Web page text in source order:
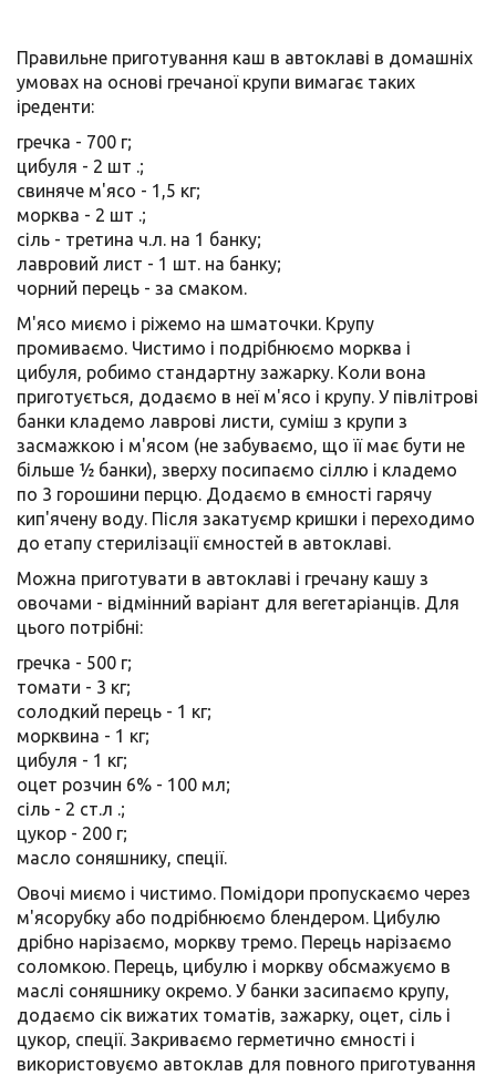
Правильне приготування каш в автоклаві в домашніх
умовах на основі гречаної крупи вимагає таких
іреденти:
гречка - 700 г;
цибуля - 2 шт .;
свиняче м'ясо - 1,5 кг;
морква - 2 шт .;
сіль - третина ч.л. на 1 банку;
лавровий лист - 1 шт. на банку;
чорний перець - за смаком.
М'ясо миємо і ріжемо на шматочки. Крупу
промиваємо. Чистимо і подрібнюємо морква і
цибуля, робимо стандартну зажарку. Коли вона
приготується, додаємо в неї м'ясо і крупу. У півлітрові
банки кладемо лаврові листи, суміш з крупи з
засмажкою і м'ясом (не забуваємо, що її має бути не
більше ½ банки), зверху посипаємо сіллю і кладемо
по 3 горошини перцю. Додаємо в ємності гарячу
кип'ячену воду. Після закатуємр кришки і переходимо
до етапу стерилізації ємностей в автоклаві.
Можна приготувати в автоклаві і гречану кашу з
овочами - відмінний варіант для вегетаріанців. Для
цього потрібні:
гречка - 500 г;
томати - 3 кг;
солодкий перець - 1 кг;
морквина - 1 кг;
цибуля - 1 кг;
оцет розчин 6% - 100 мл;
сіль - 2 ст.л .;
цукор - 200 г;
масло соняшнику, спеції.
Овочі миємо і чистимо. Помідори пропускаємо через
м'ясорубку або подрібнюємо блендером. Цибулю
дрібно нарізаємо, моркву тремо. Перець нарізаємо
соломкою. Перець, цибулю і моркву обсмажуємо в
маслі соняшнику окремо. У банки засипаємо крупу,
додаємо сік вижатих томатів, зажарку, оцет, сіль і
цукор, спеції. Закриваємо герметично ємності і
використовуємо автоклав для повного приготування